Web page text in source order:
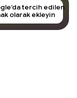
tercih edilen
olarak ekleyin